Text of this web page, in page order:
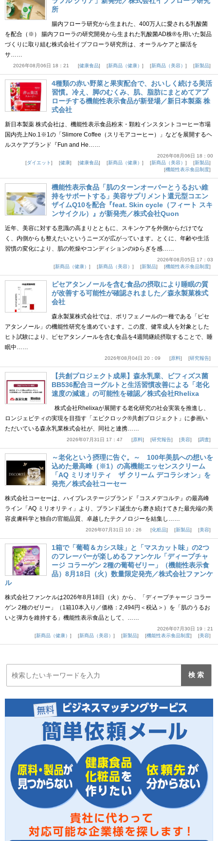
所
腸内フローラ研究から生まれた、400万人に愛される乳酸菌
を配合（※） 腸内フローラの研究開発から生まれた乳酸菌AD株®を用いた製品
づくりに取り組む株式会社イブフローラ研究所は、オーラルケアと腸活を
サ……
2026年08月06日 18：21 健康食品 新商品（健康） 新商品（美容） 新製品
4種類の赤い野菜と果実配合で、おいしく続ける美活
習慣。冷え、脚のむくみ、肌、脂肪にまとめてアプ
ローチする機能性表示食品が新登場／新日本製薬 株
式会社
新日本製薬 株式会社は、機能性表示食品粉末・顆粒インスタントコーヒー市場
国内売上No.1※1の「Slimore Coffee（スリモアコーヒー）」などを展開するヘ
ルスケアブランド『Fun and He……
2026年08月06日 18：00
ダイエット
健康 健康食品 新商品（健康） 新商品（美容）
新製品
機能性表示食品制度
機能性表示食品「肌のターンオーバーとうるおい維
持をサポートする」美容サプリメント還元型コエン
ザイムQ10を配合『feat. Skin cycle（フィート スキ
ンサイクル）』が新発売／株式会社Quon
近年、美容に対する意識の高まりとともに、スキンケアを外側からだけでな
く、内側からも整えたいというニーズが広がっています。とくに、年齢や生活
習慣の変化により、肌の乾燥やコンディションのゆらぎを感……
2026年08月05日 17：03
新商品（健康）
新商品（美容） 新製品 機能性表示食品制度
ピセアタンノールを含む食品の摂取により睡眠の質
が改善する可能性が確認されました／森永製菓株式
会社
森永製菓株式会社では、ポリフェノールの一種である「ピセ
アタンノール」の機能性研究を進めています。この度、健常成人を対象とした
ヒト試験により、ピセアタンノールを含む食品を4週間継続摂取することで、睡
眠中……
2026年08月04日 20：09 原料 研究報告
【共創プロジェクト成果】森永乳業、ビフィズス菌
BB536配合ヨーグルトと生活習慣改善による「老化
速度の減速」の可能性を確認／株式会社Rhelixa
株式会社Rhelixaが展開する老化研究の社会実装を推進し、
ロンジェビティの実現を目指す「エピクロック®共創プロジェクト」に参画い
ただいている森永乳業株式会社が、同社と連携……
2026年07月31日 17：47 原料 研究報告 美容 調査
～老化という摂理に告ぐ。～ 100年美肌への想いを
込めた最高峰（※1）の高機能エッセンスクリーム
「AQ ミリオリティ ザ クリーム デコラシオン」を
発売／株式会社コーセー
株式会社コーセーは、ハイプレステージブランド『コスメデコルテ』の最高峰
ライン「AQ ミリオリティ」より、ブランド誕生から磨き続けてきた最先端の美
容皮膚科学と独自の官能品質、卓越したテクノロジーを結集し……
2026年07月31日 10：26 化粧品 新製品 美容
1箱で「葡萄＆カシス味」と「マスカット味」の2つ
のフレーバーが楽しめるファンケル「ディープチャ
ージ コラーゲン 2種の葡萄ゼリー」（機能性表示食
品）8月18日（火）数量限定発売／株式会社ファンケ
ル
株式会社ファンケルは2026年8月18日（火）から、「ディープチャージ コラー
ゲン 2種のゼリー」（1箱10本入り／価格：2,494円＜税込＞）を「肌のうるお
いと弾力を維持する」機能性表示食品として、……
2026年07月30日 19：21
新商品（健康）
新商品（美容） 新製品 機能性表示食品制度 美容